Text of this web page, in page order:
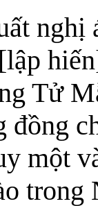
nghị
Tử
đồng
một